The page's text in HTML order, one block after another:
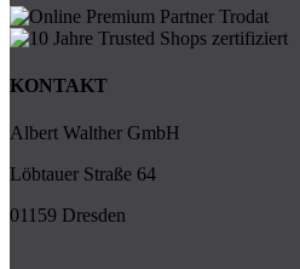
KONTAKT
Albert Walther GmbH
Löbtauer Straße 64
01159 Dresden